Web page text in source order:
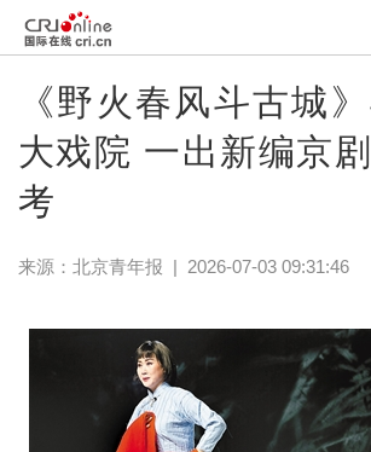
《野火春风斗古城
大戏院 一出新编京
考
来源： 北京青年报 | 2026-07-03 09:31:46